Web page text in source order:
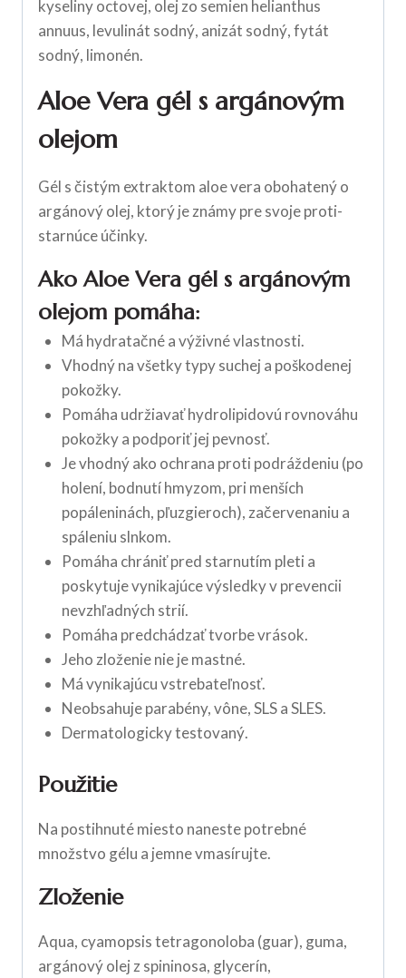
kyseliny octovej, olej zo semien helianthus
annuus, levulinát sodný, anizát sodný, fytát
sodný, limonén.
Aloe Vera gél s argánovým
olejom
Gél s čistým extraktom aloe vera obohatený o
argánový olej, ktorý je známy pre svoje proti-
starnúce účinky.
Ako Aloe Vera gél s argánovým
olejom pomáha:
Má hydratačné a výživné vlastnosti.
Vhodný na všetky typy suchej a poškodenej
pokožky.
Pomáha udržiavať hydrolipidovú rovnováhu
pokožky a podporiť jej pevnosť.
Je vhodný ako ochrana proti podráždeniu (po
holení, bodnutí hmyzom, pri menších
popáleninách, pľuzgieroch), začervenaniu a
spáleniu slnkom.
Pomáha chrániť pred starnutím pleti a
poskytuje vynikajúce výsledky v prevencii
nevzhľadných strií.
Pomáha predchádzať tvorbe vrások.
Jeho zloženie nie je mastné.
Má vynikajúcu vstrebateľnosť.
Neobsahuje parabény, vône, SLS a SLES.
Dermatologicky testovaný.
Použitie
Na postihnuté miesto naneste potrebné
množstvo gélu a jemne vmasírujte.
Zloženie
Aqua, cyamopsis tetragonoloba (guar), guma,
argánový olej z spininosa, glycerín,